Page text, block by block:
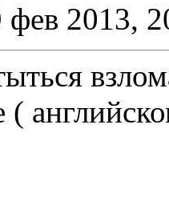
фев 2013,
(